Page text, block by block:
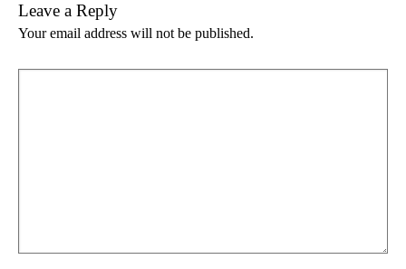
Leave a Reply
Your email address will not be published.